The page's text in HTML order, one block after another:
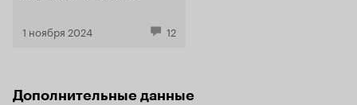
1 ноября 2024 12
Дополнительные данные